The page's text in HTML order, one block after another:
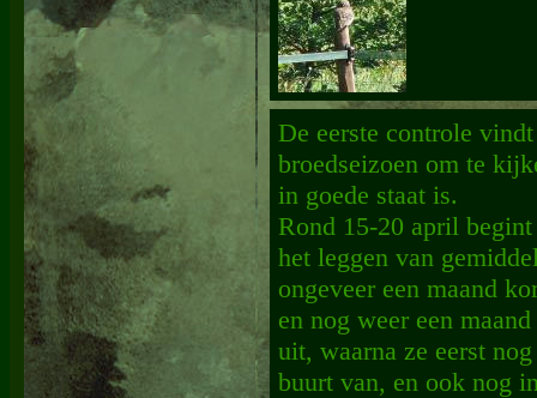
De eerste controle
broedseizoen om te
in goede staat is.
Rond 15-20 april
het leggen van
ongeveer een maand
en nog weer een
uit, waarna ze eerst
buurt van, en ook nog